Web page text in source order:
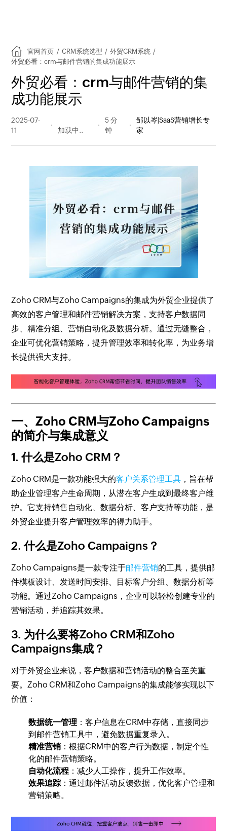
官网首页 / CRM系统选型 / 外贸CRM系统 /
外贸必看：crm与邮件营销的集成功能展示
外贸必看：crm与邮件营销的集
成功能展示
2025-07-
11
量
5 分
钟
邹以岑|SaaS营销增长专
家
Zoho CRM与Zoho Campaigns的集成为外贸企业提供了
高效的客户管理和邮件营销解决方案，支持客户数据同
步、精准分组、营销自动化及数据分析。通过无缝整合，
企业可优化营销策略，提升管理效率和转化率，为业务增
长提供强大支持。
一、Zoho CRM与Zoho Campaigns
的简介与集成意义
1. 什么是Zoho CRM？
Zoho CRM是一款功能强大的客户关系管理工具 ，旨在帮
助企业管理客户生命周期，从潜在客户生成到最终客户维
护。它支持销售自动化、数据分析、客户支持等功能，是
外贸企业提升客户管理效率的得力助手。
2. 什么是Zoho Campaigns？
Zoho Campaigns是一款专注于邮件营销的工具，提供邮
件模板设计、发送时间安排、目标客户分组、数据分析等
功能。通过Zoho Campaigns，企业可以轻松创建专业的
营销活动，并追踪其效果。
3. 为什么要将Zoho CRM和Zoho
Campaigns集成？
对于外贸企业来说，客户数据和营销活动的整合至关重
要。Zoho CRM和Zoho Campaigns的集成能够实现以下
价值：
数据统一管理 ：客户信息在CRM中存储，直接同步
到邮件营销工具中，避免数据重复录入。
精准营销 ：根据CRM中的客户行为数据，制定个性
化的邮件营销策略。
自动化流程 ：减少人工操作，提升工作效率。
效果追踪 ：通过邮件活动反馈数据，优化客户管理和
营销策略。